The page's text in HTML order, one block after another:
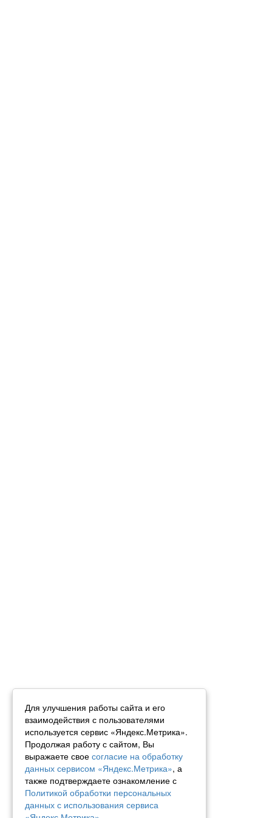
Для улучшения работы сайта и его
взаимодействия с пользователями
используется сервис «Яндекс.Метрика».
Продолжая работу с сайтом, Вы
выражаете свое согласие на обработку
данных сервисом «Яндекс.Метрика», а
также подтверждаете ознакомление с
Политикой обработки персональных
данных с использования сервиса